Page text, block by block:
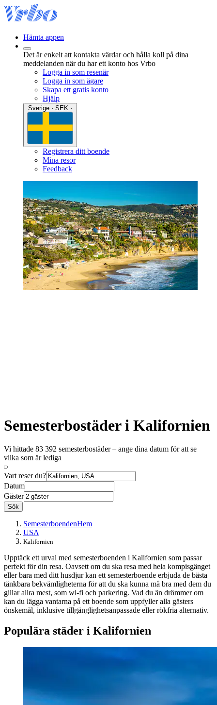
Hämta appen
Det är enkelt att kontakta värdar och hålla koll på dina
meddelanden när du har ett konto hos Vrbo
Logga in som resenär
Logga in som ägare
Skapa ett gratis konto
Hjälp
Registrera ditt boende
Mina resor
Feedback
Semesterbostäder i Kalifornien
Vi hittade 83 392 semesterbostäder – ange dina datum för att se
vilka som är lediga
Vart reser du?
Datum
Gäster
Sök
SemesterboendenHem
USA
Kalifornien
Upptäck ett urval med semesterboenden i Kalifornien som passar
perfekt för din resa. Oavsett om du ska resa med hela kompisgänget
eller bara med ditt husdjur kan ett semesterboende erbjuda de bästa
tänkbara bekvämligheterna för att du ska kunna må bra med dem du
gillar allra mest, som wi-fi och parkering. Vad du än drömmer om
kan du lägga vantarna på ett boende som uppfyller alla gästers
önskemål, inklusive tillgänglighetsanpassade eller rökfria alternativ.
Populära städer i Kalifornien